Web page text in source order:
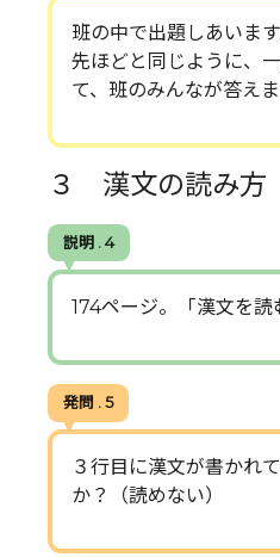
班の中で出題しあいます
先ほどと同じように、
て、班のみんなが答えま
３ 漢文の読み方
説明 . 4
174ページ。「漢文を読
発問 . 5
３行目に漢文が書かれ
か？（読めない）